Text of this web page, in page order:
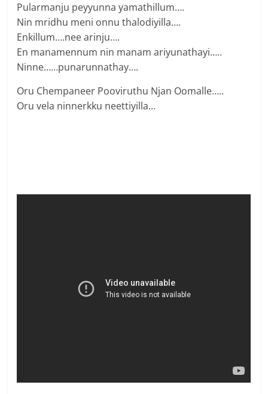
Pularmanju peyyunna yamathillum….
Nin mridhu meni onnu thalodiyilla….
Enkillum….nee arinju….
En manamennum nin manam ariyunathayi…..
Ninne……punarunnathay….
Oru Chempaneer Pooviruthu Njan Oomalle…..
Oru vela ninnerkku neettiyilla…